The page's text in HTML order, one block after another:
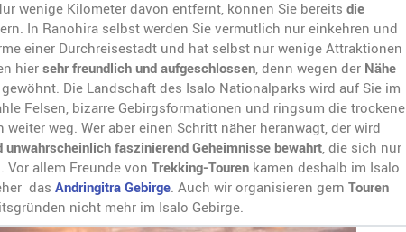
wenige Kilometer davon entfernt, können Sie bereits die
In Ranohira selbst werden Sie vermutlich nur einkehren und
einer Durchreisestadt und hat selbst nur wenige Attraktionen
hier sehr freundlich und aufgeschlossen, denn wegen der Nähe
Die Landschaft des Isalo Nationalparks wird auf Sie im
Felsen, bizarre Gebirgsformationen und ringsum die trockene
weg. Wer aber einen Schritt näher heranwagt, der wird
unwahrscheinlich faszinierend Geheimnisse bewahrt, die sich nur
Vor allem Freunde von Trekking-Touren kamen deshalb im Isalo
das Andringitra Gebirge. Auch wir organisieren gern Touren
nicht mehr im Isalo Gebirge.